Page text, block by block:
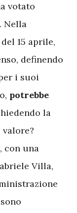
votato
Nella
15 aprile,
definendo
i suoi
potrebbe
la
con una
Villa,